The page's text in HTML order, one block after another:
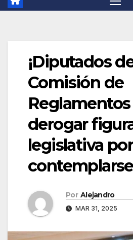
¡Diputados
Comisión de
derogar
legislativa
Por Alejandro
MAR 31, 2025